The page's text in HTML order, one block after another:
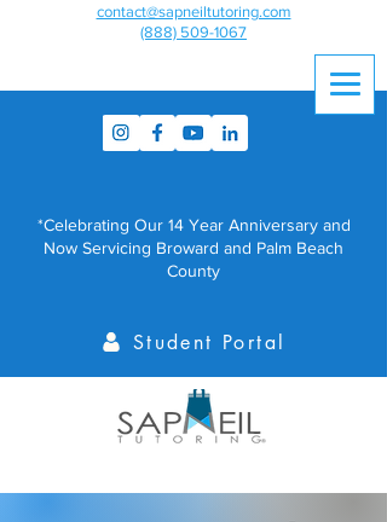
contact@sapneiltutoring.com
(888) 509-1067
*Celebrating Our 14 Year Anniversary and
Now Servicing Broward and Palm Beach
County
Student Portal